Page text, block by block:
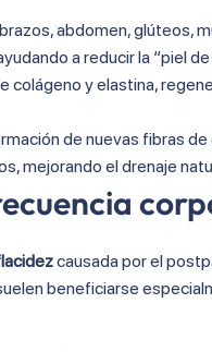
abdomen, glúteos,
a reducir la “piel
colágeno y elastina,
de nuevas fibras de
mejorando el drenaje
causada por el
beneficiarse